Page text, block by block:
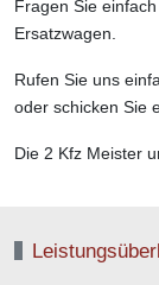
Fragen Sie
Ersatzwagen.
Rufen Sie uns
oder schicken Sie
Die 2 Kfz Meister